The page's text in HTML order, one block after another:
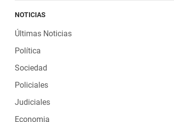
NOTICIAS
Últimas Noticias
Política
Sociedad
Policiales
Judiciales
Economia